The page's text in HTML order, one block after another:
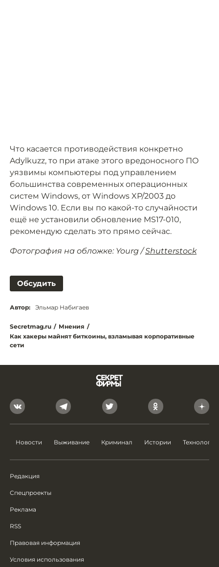
Что касается противодействия конкретно
Adylkuzz, то при атаке этого вредоносного ПО
уязвимы компьютеры под управлением
большинства современных операционных
систем Windows, от Windows XP/2003 до
Windows 10. Если вы по какой-то случайности
ещё не установили обновление MS17-010,
рекомендую сделать это прямо сейчас.
Фотография на обложке: Yourg /Shutterstock
Обсудить
Автор: Эльмар Набигаев
Secretmag.ru / Мнения /
Как хакеры майнят биткоины, взламывая корпоративные
сети
Новости Выживание Криминал Истории Технологии
Редакция
Спецпроекты
Реклама
RSS
Правовая информация
Условия использования